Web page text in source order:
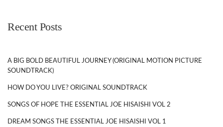
Recent Posts
A BIG BOLD BEAUTIFUL JOURNEY (ORIGINAL MOTION PICTURE
SOUNDTRACK)
HOW DO YOU LIVE? ORIGINAL SOUNDTRACK
SONGS OF HOPE THE ESSENTIAL JOE HISAISHI VOL 2
DREAM SONGS THE ESSENTIAL JOE HISAISHI VOL 1